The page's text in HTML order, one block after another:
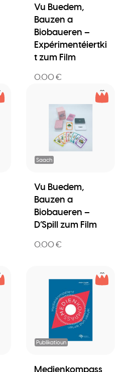
Vu Buedem,
Bauzen a
Biobaueren –
Expérimentéiertki
t zum Film
0.00 €
Saach
Vu Buedem,
Bauzen a
Biobaueren –
D’Spill zum Film
0.00 €
Publikatioun
Medienkompass